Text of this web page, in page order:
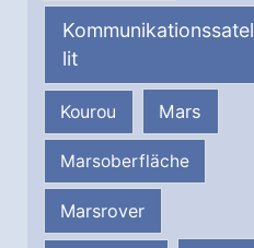
Kommunikationssatel
lit
Kourou Mars
Marsoberfläche
Marsrover